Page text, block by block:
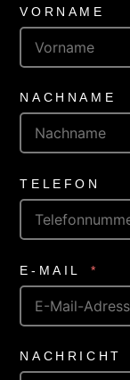
VORNAME
NACHNAME
TELEFON
E-MAIL
NACHRICHT